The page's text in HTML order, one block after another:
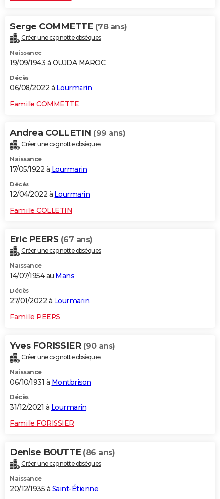
Serge COMMETTE (78 ans)
Créer une cagnotte obsèques
Naissance
19/09/1943 à OUJDA MAROC
Décès
06/08/2022 à Lourmarin
Famille COMMETTE
Andrea COLLETIN (99 ans)
Créer une cagnotte obsèques
Naissance
17/05/1922 à Lourmarin
Décès
12/04/2022 à Lourmarin
Famille COLLETIN
Eric PEERS (67 ans)
Créer une cagnotte obsèques
Naissance
14/07/1954 au Mans
Décès
27/01/2022 à Lourmarin
Famille PEERS
Yves FORISSIER (90 ans)
Créer une cagnotte obsèques
Naissance
06/10/1931 à Montbrison
Décès
31/12/2021 à Lourmarin
Famille FORISSIER
Denise BOUTTE (86 ans)
Créer une cagnotte obsèques
Naissance
20/12/1935 à Saint-Étienne